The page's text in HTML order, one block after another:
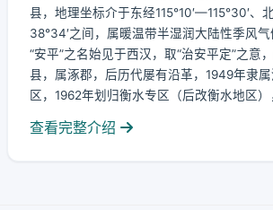
县，地理坐标介于东经115°10′—115°30′、
38°34′之间，属暖温带半湿润大陆性季风气
“安平”之名始见于西汉，取“治安平定”之意
县，属涿郡，后历代屡有沿革，1949年隶
区，1962年划归衡水专区（后改衡水地区）
查看完整介绍